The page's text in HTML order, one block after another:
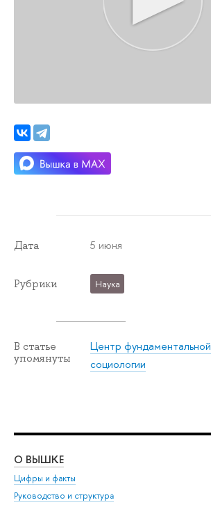
Дата 5 июня
Рубрики Наука
В статье
упомянуты
Центр фундаментальной
социологии
О ВЫШКЕ
Цифры и факты
Руководство и структура